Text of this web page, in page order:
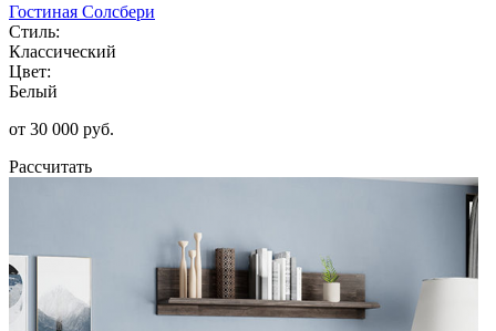
Гостиная Солсбери
Стиль:
Классический
Цвет:
Белый
от 30 000 руб.
Рассчитать